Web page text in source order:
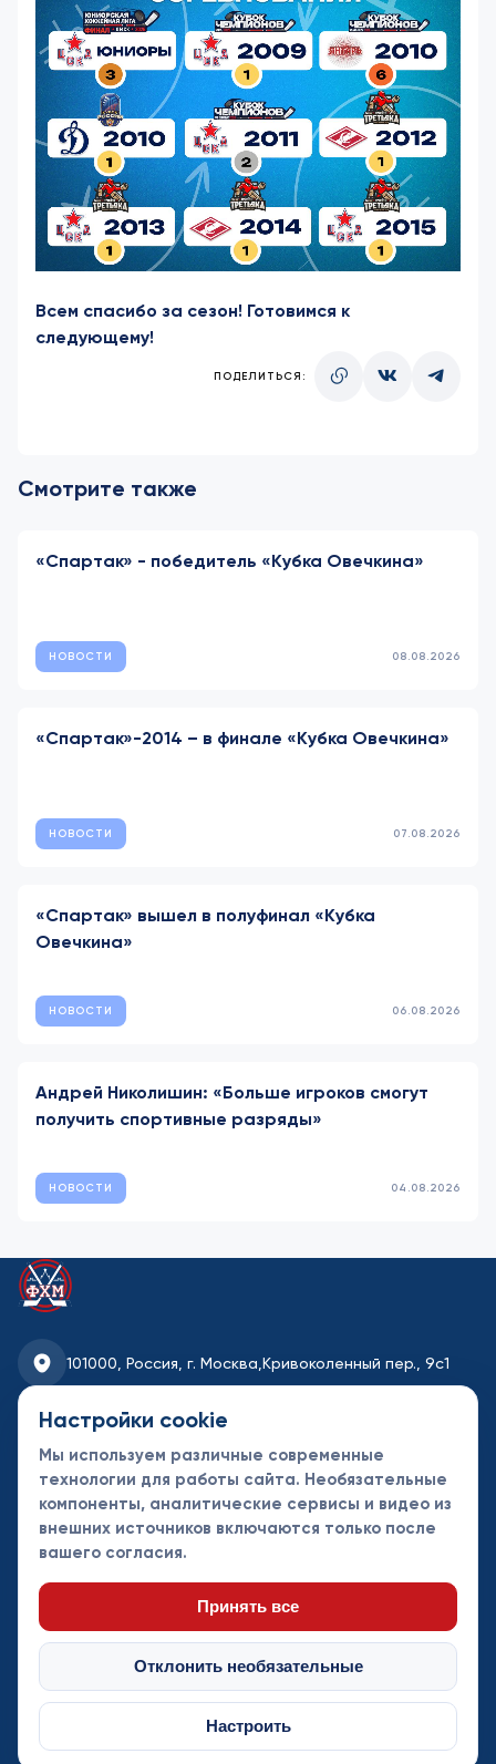
Всем спасибо за сезон! Готовимся к
следующему!
ПОДЕЛИТЬСЯ:
Смотрите также
«Спартак» - победитель «Кубка Овечкина»
НОВОСТИ 08.08.2026
«Спартак»-2014 – в финале «Кубка Овечкина»
НОВОСТИ 07.08.2026
«Спартак» вышел в полуфинал «Кубка
Овечкина»
НОВОСТИ 06.08.2026
Андрей Николишин: «Больше игроков смогут
получить спортивные разряды»
НОВОСТИ 04.08.2026
101000, Россия, г. Москва, Кривоколенный пер., 9с1
fhmoscow@mail.ru
8-495-621-35-95
Новости
Турниры
Контакты
партнеры
© Федерация хоккея Москвы 2013 - 2026. Все права защищены
Настройки cookie
Мы используем различные современные
технологии для работы сайта. Необязательные
компоненты, аналитические сервисы и видео из
внешних источников включаются только после
вашего согласия.
Принять все
Отклонить необязательные
Настроить